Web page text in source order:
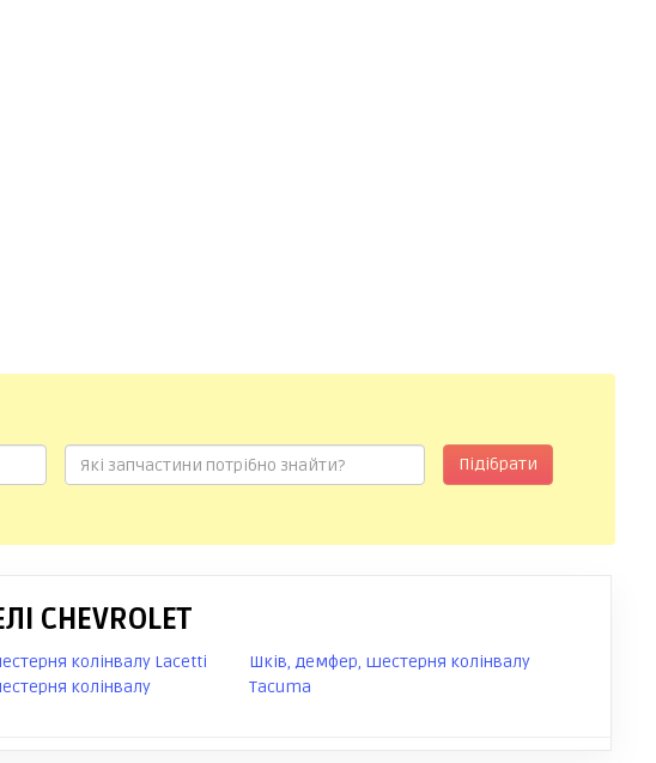
Підібрати
колінвалу Lacetti
колінвалу
Шків, демфер, шестерня колінвалу
Tacuma